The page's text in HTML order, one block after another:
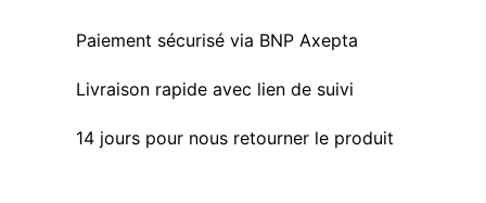
Paiement sécurisé via BNP Axepta
Livraison rapide avec lien de suivi
14 jours pour nous retourner le produit